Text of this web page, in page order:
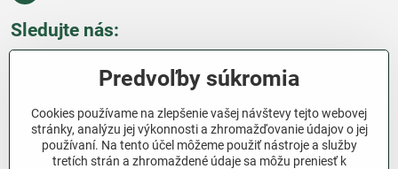
Sledujte nás:
Všetko o nákupe
Ďakujeme za podporu
Predvoľby súkromia
Cookies používame na zlepšenie vašej návštevy tejto webovej
stránky, analýzu jej výkonnosti a zhromažďovanie údajov o jej
používaní. Na tento účel môžeme použiť nástroje a služby
tretích strán a zhromaždené údaje sa môžu preniesť k